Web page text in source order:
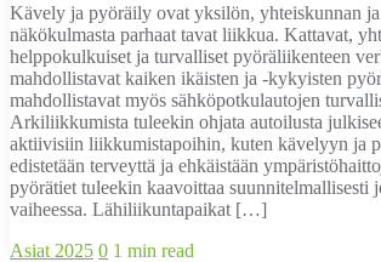
Kävely ja pyöräily ovat yksilön, yhteiskunnan
näkökulmasta parhaat tavat liikkua. Kattavat,
helppokulkuiset ja turvalliset pyöräliikenteen
mahdollistavat kaiken ikäisten ja -kykyisten
mahdollistavat myös sähköpotkulautojen
Arkiliikkumista tuleekin ohjata autoilusta
aktiivisiin liikkumistapoihin, kuten kävelyyn ja
edistetään terveyttä ja ehkäistään
pyörätiet tuleekin kaavoittaa suunnitelmallisesti
vaiheessa. Lähiliikuntapaikat […]
Asiat 2025 0 1 min read